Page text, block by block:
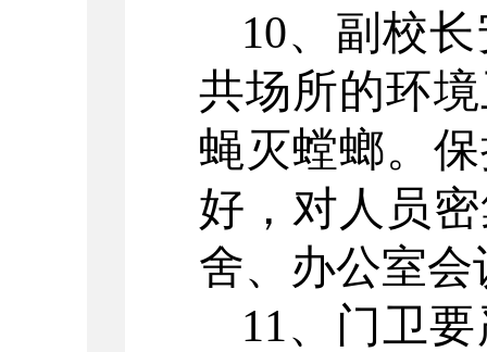
10、副校
共场所的环
蝇灭螳螂。
好，对人员
舍、办公室
11、门卫